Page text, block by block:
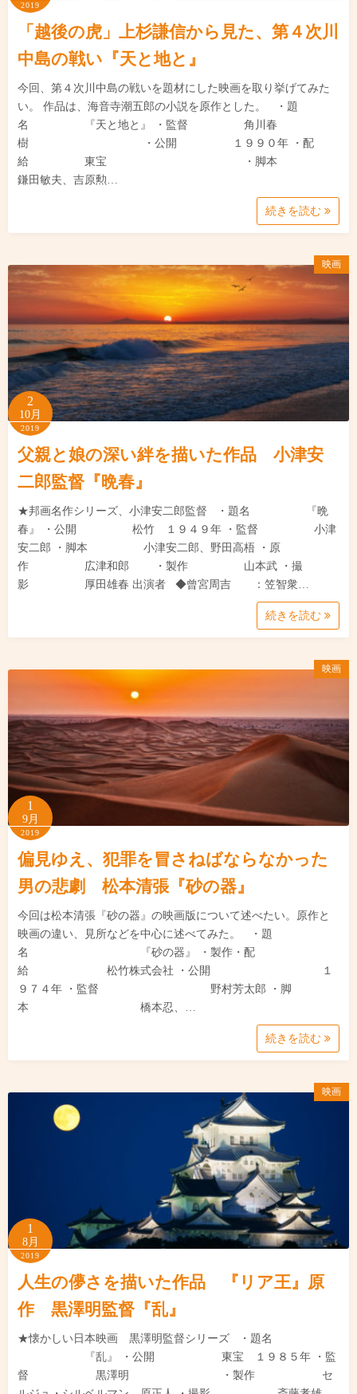
2019
「越後の虎」上杉謙信から見た、第４次川
中島の戦い『天と地と』
今回、第４次川中島の戦いを題材にした映画を取り挙げてみた
い。 作品は、海音寺潮五郎の小説を原作とした。 ・題
名 『天と地と』 ・監督 角川春
樹 ・公開 １９９０年 ・配
給 東宝 ・脚本
鎌田敏夫、吉原勲…
続きを読む
映画
2
10月
2019
父親と娘の深い絆を描いた作品 小津安
二郎監督『晩春』
★邦画名作シリーズ、小津安二郎監督 ・題名 『晩
春』 ・公開 松竹 １９４９年 ・監督 小津
安二郎 ・脚本 小津安二郎、野田高梧 ・原
作 広津和郎 ・製作 山本武 ・撮
影 厚田雄春 出演者 ◆曾宮周吉 ：笠智衆…
続きを読む
映画
1
9月
2019
偏見ゆえ、犯罪を冒さねばならなかった
男の悲劇 松本清張『砂の器』
今回は松本清張『砂の器』の映画版について述べたい。原作と
映画の違い、見所などを中心に述べてみた。 ・題
名 『砂の器』 ・製作・配
給 松竹株式会社 ・公開 １
９７４年 ・監督 野村芳太郎 ・脚
本 橋本忍、…
続きを読む
映画
1
8月
2019
人生の儚さを描いた作品 『リア王』原
作 黒澤明監督『乱』
★懐かしい日本映画 黒澤明監督シリーズ ・題名
『乱』 ・公開 東宝 １９８５年 ・監
督 黒澤明 ・製作 セ